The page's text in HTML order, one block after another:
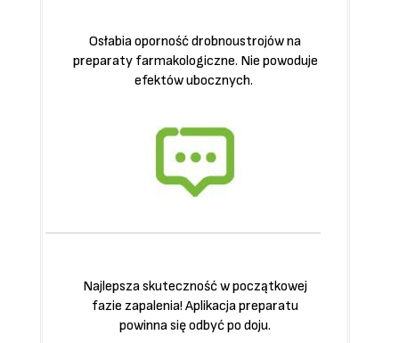
Osłabia oporność drobnoustrojów na
preparaty farmakologiczne. Nie powoduje
efektów ubocznych.
Najlepsza skuteczność w początkowej
fazie zapalenia! Aplikacja preparatu
powinna się odbyć po doju.